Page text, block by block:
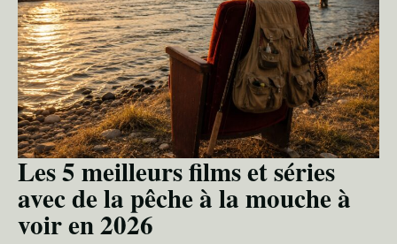
Les 5 meilleurs films et séries
avec de la pêche à la mouche à
voir en 2026